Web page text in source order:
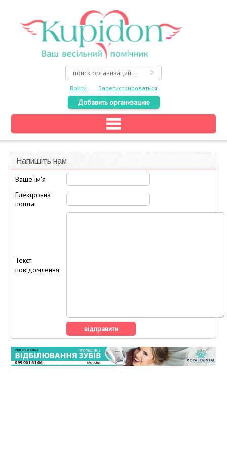
Войти Зарегистрироваться
Добавить организацию
Главная
Каталог
На карте
О свадьбе
Акции
Напишіть нам
Ваше ім'я
Електронна
пошта
Текст
повідомлення